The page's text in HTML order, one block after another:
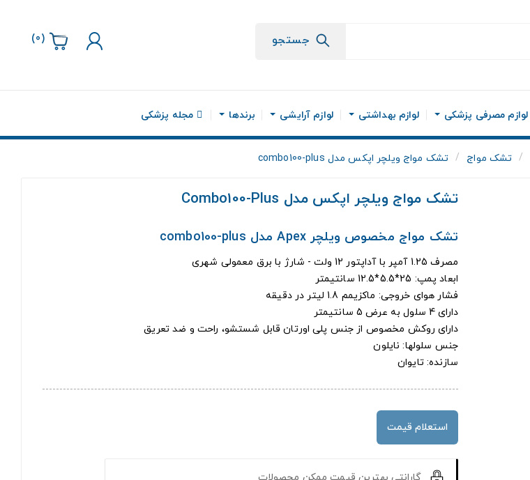
جستجو (
0
)
لوازم مصرفی پزشکی لوازم بهداشتی لوازم آرایشی برندها مجله پزشکی
تشک مواج تشک مواج ویلچر اپکس مدل combo100-plus
تشک مواج ویلچر اپکس مدل Combo100-Plus
تشک مواج مخصوص ویلچر Apex مدل combo100-plus
مصرف 1.25 آمپر با آداپتور 12 ولت - شارژ با برق معمولی شهری
ابعاد پمپ: 25*5.5*12.5 سانتیمتر
فشار هوای خروجی: ماکزیمم 1.8 لیتر در دقیقه
دارای 4 سلول به عرض 5 سانتیمتر
دارای روکش مخصوص از جنس پلی اورتان قابل شستشو، راحت و ضد تعریق
جنس سلولها: نایلون
سازنده: تایوان
استعلام قیمت